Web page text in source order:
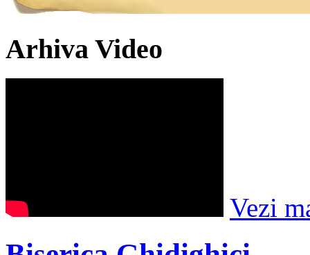
Arhiva Video
Vezi